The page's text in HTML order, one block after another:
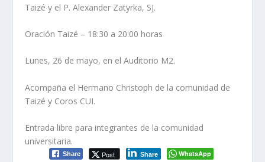
Taizé y el P. Alexander Zatyrka, SJ.
Oración Taizé – 18:30 a 20:00 horas
Lunes, 26 de mayo, en el Auditorio M2.
Acompaña el Hermano Christoph de la comunidad de
Taizé y Coros CUI.
Entrada libre para integrantes de la comunidad
universitaria.
Share Post Share
WhatsApp